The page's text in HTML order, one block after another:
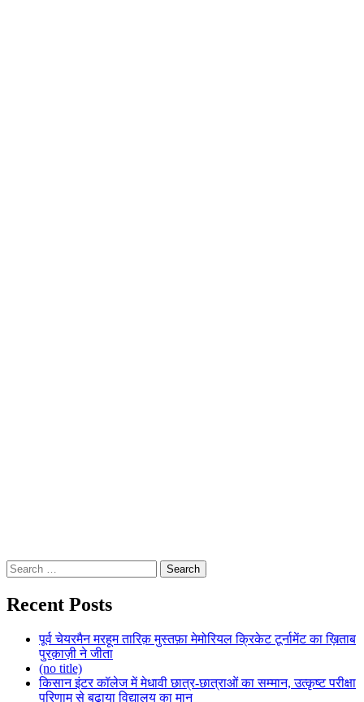
Search
for:
Recent Posts
पूर्व चेयरमैन मरहूम तारिक़ मुस्तफ़ा मेमोरियल क्रिकेट टूर्नामेंट का ख़िताब
पुरक़ाज़ी ने जीता
(no title)
किसान इंटर कॉलेज में मेधावी छात्र-छात्राओं का सम्मान, उत्कृष्ट परीक्षा
परिणाम से बढ़ाया विद्यालय का मान